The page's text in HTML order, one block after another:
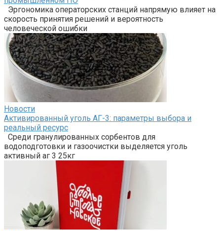
Эргономика операторских станций напрямую влияет на
скорость принятия решений и вероятность
человеческой ошибки
Новости
Активированный уголь АГ-3: параметры выбора и
реальный ресурс
Среди гранулированных сорбентов для
водоподготовки и газоочистки выделяется уголь
активный аг 3 25кг